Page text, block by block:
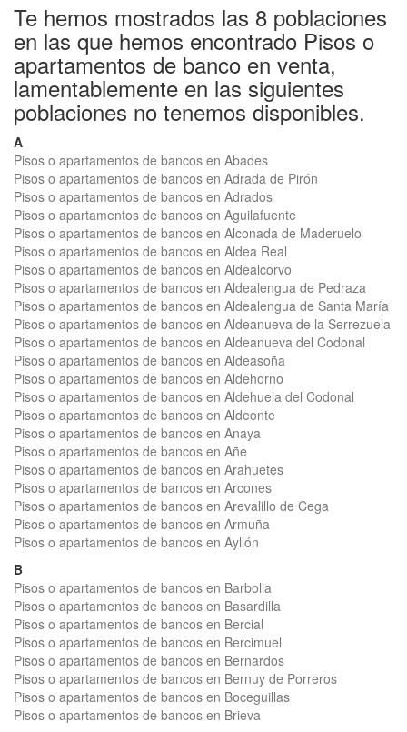
Te hemos mostrados las 8 poblaciones
en las que hemos encontrado Pisos o
apartamentos de banco en venta,
lamentablemente en las siguientes
poblaciones no tenemos disponibles.
A
Pisos o apartamentos de bancos en Abades
Pisos o apartamentos de bancos en Adrada de Pirón
Pisos o apartamentos de bancos en Adrados
Pisos o apartamentos de bancos en Aguilafuente
Pisos o apartamentos de bancos en Alconada de Maderuelo
Pisos o apartamentos de bancos en Aldea Real
Pisos o apartamentos de bancos en Aldealcorvo
Pisos o apartamentos de bancos en Aldealengua de Pedraza
Pisos o apartamentos de bancos en Aldealengua de Santa María
Pisos o apartamentos de bancos en Aldeanueva de la Serrezuela
Pisos o apartamentos de bancos en Aldeanueva del Codonal
Pisos o apartamentos de bancos en Aldeasoña
Pisos o apartamentos de bancos en Aldehorno
Pisos o apartamentos de bancos en Aldehuela del Codonal
Pisos o apartamentos de bancos en Aldeonte
Pisos o apartamentos de bancos en Anaya
Pisos o apartamentos de bancos en Añe
Pisos o apartamentos de bancos en Arahuetes
Pisos o apartamentos de bancos en Arcones
Pisos o apartamentos de bancos en Arevalillo de Cega
Pisos o apartamentos de bancos en Armuña
Pisos o apartamentos de bancos en Ayllón
B
Pisos o apartamentos de bancos en Barbolla
Pisos o apartamentos de bancos en Basardilla
Pisos o apartamentos de bancos en Bercial
Pisos o apartamentos de bancos en Bercimuel
Pisos o apartamentos de bancos en Bernardos
Pisos o apartamentos de bancos en Bernuy de Porreros
Pisos o apartamentos de bancos en Boceguillas
Pisos o apartamentos de bancos en Brieva